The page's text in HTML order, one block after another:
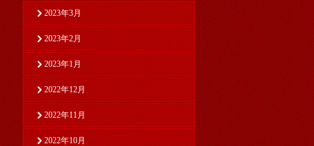
2023年3月
2023年2月
2023年1月
2022年12月
2022年11月
2022年10月